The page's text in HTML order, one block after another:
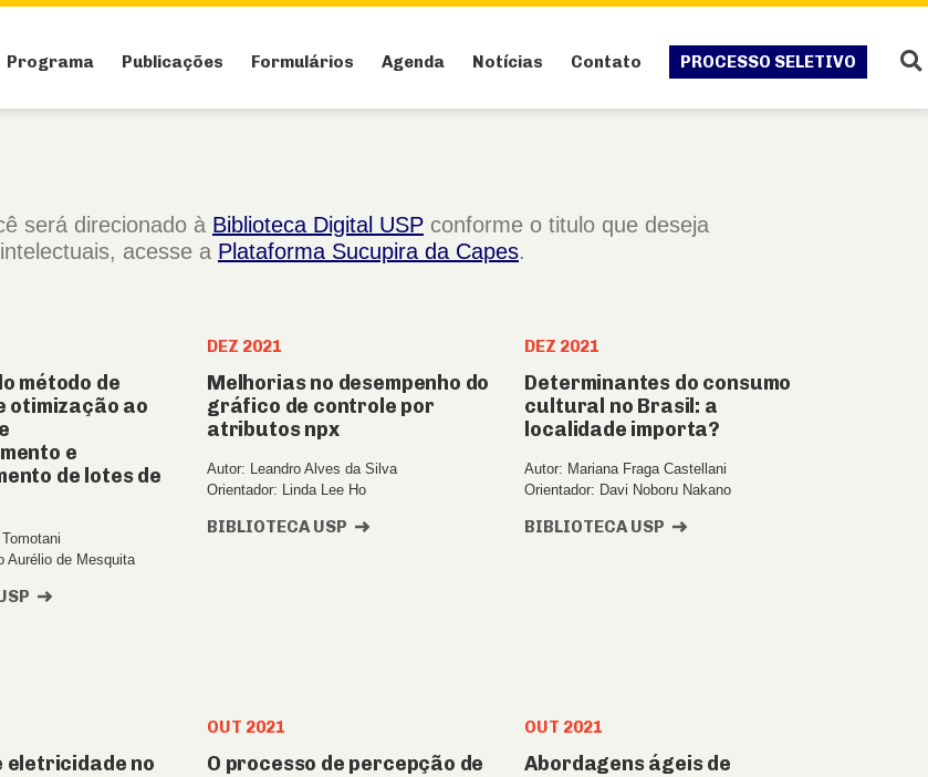
Programa Publicações Formulários Agenda Notícias Contato PROCESSO SELETIVO
será direcionado à Biblioteca Digital USP conforme o titulo que deseja
acesse a Plataforma Sucupira da Capes.
método de
otimização ao
e
de lotes de
Aurélio de Mesquita
DEZ 2021
Melhorias no desempenho do
gráfico de controle por
atributos npx
Autor: Leandro Alves da Silva
Orientador: Linda Lee Ho
BIBLIOTECA USP
DEZ 2021
Determinantes do consumo
cultural no Brasil: a
localidade importa?
Autor: Mariana Fraga Castellani
Orientador: Davi Noboru Nakano
BIBLIOTECA USP
eletricidade no
OUT 2021
O processo de percepção de
OUT 2021
Abordagens ágeis de